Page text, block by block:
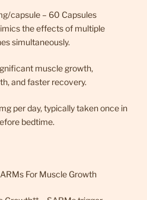
capsule – 60 Capsules
the effects of multiple
simultaneously.
muscle growth,
and faster recovery.
per day, typically taken once in
bedtime.
For Muscle Growth